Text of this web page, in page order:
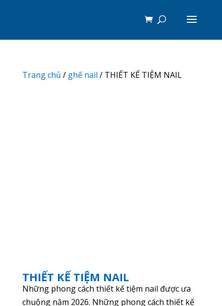
Trang chủ / ghế nail / THIẾT KẾ TIỆM NAIL
THIẾT KẾ TIỆM NAIL
Những phong cách thiết kế tiệm nail được ưa
chuộng năm 2026. Những phong cách thiết kế